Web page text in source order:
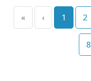
« ‹ 1 2
8